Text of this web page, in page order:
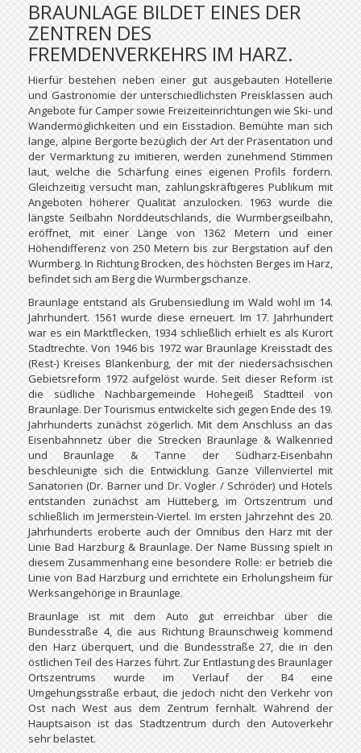
BRAUNLAGE BILDET EINES DER
ZENTREN DES
FREMDENVERKEHRS IM HARZ.
Hierfür bestehen neben einer gut ausgebauten Hotellerie
und Gastronomie der unterschiedlichsten Preisklassen auch
Angebote für Camper sowie Freizeiteinrichtungen wie Ski- und
Wandermöglichkeiten und ein Eisstadion. Bemühte man sich
lange, alpine Bergorte bezüglich der Art der Präsentation und
der Vermarktung zu imitieren, werden zunehmend Stimmen
laut, welche die Schärfung eines eigenen Profils fordern.
Gleichzeitig versucht man, zahlungskräftigeres Publikum mit
Angeboten höherer Qualität anzulocken. 1963 wurde die
längste Seilbahn Norddeutschlands, die Wurmbergseilbahn,
eröffnet, mit einer Länge von 1362 Metern und einer
Höhendifferenz von 250 Metern bis zur Bergstation auf den
Wurmberg. In Richtung Brocken, des höchsten Berges im Harz,
befindet sich am Berg die Wurmbergschanze.
Braunlage entstand als Grubensiedlung im Wald wohl im 14.
Jahrhundert. 1561 wurde diese erneuert. Im 17. Jahrhundert
war es ein Marktflecken, 1934 schließlich erhielt es als Kurort
Stadtrechte. Von 1946 bis 1972 war Braunlage Kreisstadt des
(Rest-) Kreises Blankenburg, der mit der niedersächsischen
Gebietsreform 1972 aufgelöst wurde. Seit dieser Reform ist
die südliche Nachbargemeinde Hohegeiß Stadtteil von
Braunlage. Der Tourismus entwickelte sich gegen Ende des 19.
Jahrhunderts zunächst zögerlich. Mit dem Anschluss an das
Eisenbahnnetz über die Strecken Braunlage & Walkenried
und Braunlage & Tanne der Südharz-Eisenbahn
beschleunigte sich die Entwicklung. Ganze Villenviertel mit
Sanatorien (Dr. Barner und Dr. Vogler / Schröder) und Hotels
entstanden zunächst am Hütteberg, im Ortszentrum und
schließlich im Jermerstein-Viertel. Im ersten Jahrzehnt des 20.
Jahrhunderts eroberte auch der Omnibus den Harz mit der
Linie Bad Harzburg & Braunlage. Der Name Büssing spielt in
diesem Zusammenhang eine besondere Rolle: er betrieb die
Linie von Bad Harzburg und errichtete ein Erholungsheim für
Werksangehörige in Braunlage.
Braunlage ist mit dem Auto gut erreichbar über die
Bundesstraße 4, die aus Richtung Braunschweig kommend
den Harz überquert, und die Bundesstraße 27, die in den
östlichen Teil des Harzes führt. Zur Entlastung des Braunlager
Ortszentrums wurde im Verlauf der B4 eine
Umgehungsstraße erbaut, die jedoch nicht den Verkehr von
Ost nach West aus dem Zentrum fernhält. Während der
Hauptsaison ist das Stadtzentrum durch den Autoverkehr
sehr belastet.